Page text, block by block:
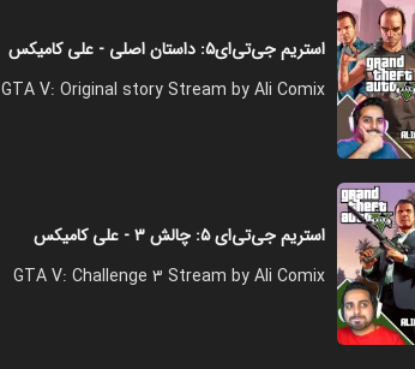
استریم جی‌تی‌ای۵: داستان اصلی - علی کامیکس
GTA V: Original story Stream by Ali Comix
استریم جی‌تی‌ای ۵: چالش‌ ۳ - علی کامیکس
GTA V: Challenge 3 Stream by Ali Comix